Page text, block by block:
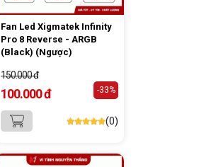
Fan Led Xigmatek Infinity
Pro 8 Reverse - ARGB
(Black) (Ngược)
150.000 đ
100.000 đ -33%
(0)